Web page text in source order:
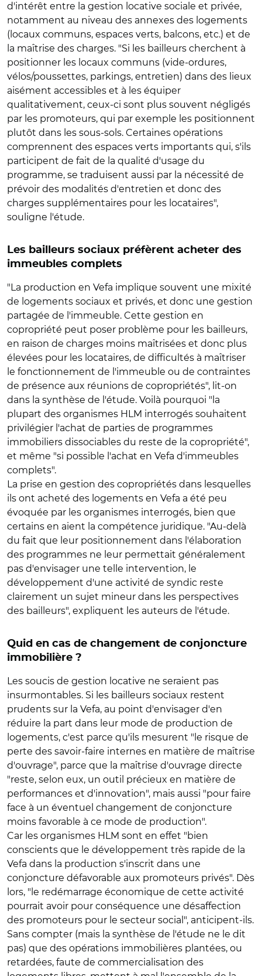
d'intérêt entre la gestion locative sociale et privée,
notamment au niveau des annexes des logements
(locaux communs, espaces verts, balcons, etc.) et de
la maîtrise des charges. "Si les bailleurs cherchent à
positionner les locaux communs (vide-ordures,
vélos/poussettes, parkings, entretien) dans des lieux
aisément accessibles et à les équiper
qualitativement, ceux-ci sont plus souvent négligés
par les promoteurs, qui par exemple les positionnent
plutôt dans les sous-sols. Certaines opérations
comprennent des espaces verts importants qui, s'ils
participent de fait de la qualité d'usage du
programme, se traduisent aussi par la nécessité de
prévoir des modalités d'entretien et donc des
charges supplémentaires pour les locataires",
souligne l'étude.
Les bailleurs sociaux préfèrent acheter des
immeubles complets
"La production en Vefa implique souvent une mixité
de logements sociaux et privés, et donc une gestion
partagée de l'immeuble. Cette gestion en
copropriété peut poser problème pour les bailleurs,
en raison de charges moins maîtrisées et donc plus
élevées pour les locataires, de difficultés à maîtriser
le fonctionnement de l'immeuble ou de contraintes
de présence aux réunions de copropriétés", lit-on
dans la synthèse de l'étude. Voilà pourquoi "la
plupart des organismes HLM interrogés souhaitent
privilégier l'achat de parties de programmes
immobiliers dissociables du reste de la copropriété",
et même "si possible l'achat en Vefa d'immeubles
complets".
La prise en gestion des copropriétés dans lesquelles
ils ont acheté des logements en Vefa a été peu
évoquée par les organismes interrogés, bien que
certains en aient la compétence juridique. "Au-delà
du fait que leur positionnement dans l'élaboration
des programmes ne leur permettait généralement
pas d'envisager une telle intervention, le
développement d'une activité de syndic reste
clairement un sujet mineur dans les perspectives
des bailleurs", expliquent les auteurs de l'étude.
Quid en cas de changement de conjoncture
immobilière ?
Les soucis de gestion locative ne seraient pas
insurmontables. Si les bailleurs sociaux restent
prudents sur la Vefa, au point d'envisager d'en
réduire la part dans leur mode de production de
logements, c'est parce qu'ils mesurent "le risque de
perte des savoir-faire internes en matière de maîtrise
d'ouvrage", parce que la maîtrise d'ouvrage directe
"reste, selon eux, un outil précieux en matière de
performances et d'innovation", mais aussi "pour faire
face à un éventuel changement de conjoncture
moins favorable à ce mode de production".
Car les organismes HLM sont en effet "bien
conscients que le développement très rapide de la
Vefa dans la production s'inscrit dans une
conjoncture défavorable aux promoteurs privés". Dès
lors, "le redémarrage économique de cette activité
pourrait avoir pour conséquence une désaffection
des promoteurs pour le secteur social", anticipent-ils.
Sans compter (mais la synthèse de l'étude ne le dit
pas) que des opérations immobilières plantées, ou
retardées, faute de commercialisation des